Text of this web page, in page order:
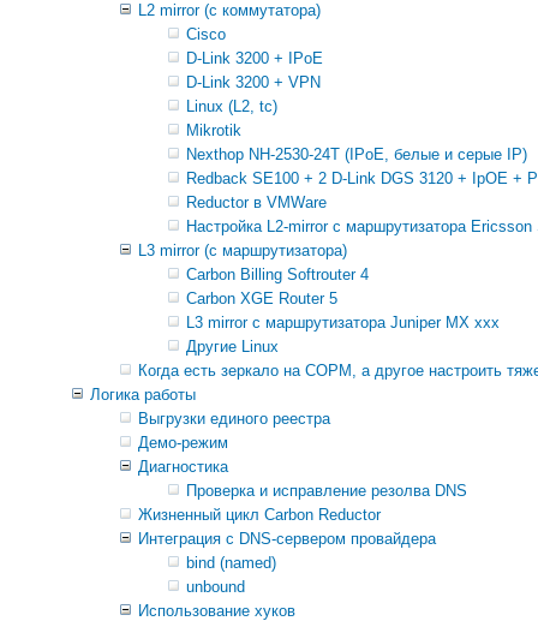
L2 mirror (с коммутатора)
Cisco
D-Link 3200 + IPoE
D-Link 3200 + VPN
Linux (L2, tc)
Mikrotik
Nexthop NH-2530-24T (IPoE, белые и серые IP)
Redback SE100 + 2 D-Link DGS 3120 + IpOE +
Reductor в VMWare
Настройка L2-mirror с маршрутизатора Ericsson
L3 mirror (с маршрутизатора)
Carbon Billing Softrouter 4
Carbon XGE Router 5
L3 mirror с маршрутизатора Juniper MX xxx
Другие Linux
Когда есть зеркало на СОРМ, а другое настроить
Логика работы
Выгрузки единого реестра
Демо-режим
Диагностика
Проверка и исправление резолва DNS
Жизненный цикл Carbon Reductor
Интеграция с DNS-сервером провайдера
bind (named)
unbound
Использование хуков